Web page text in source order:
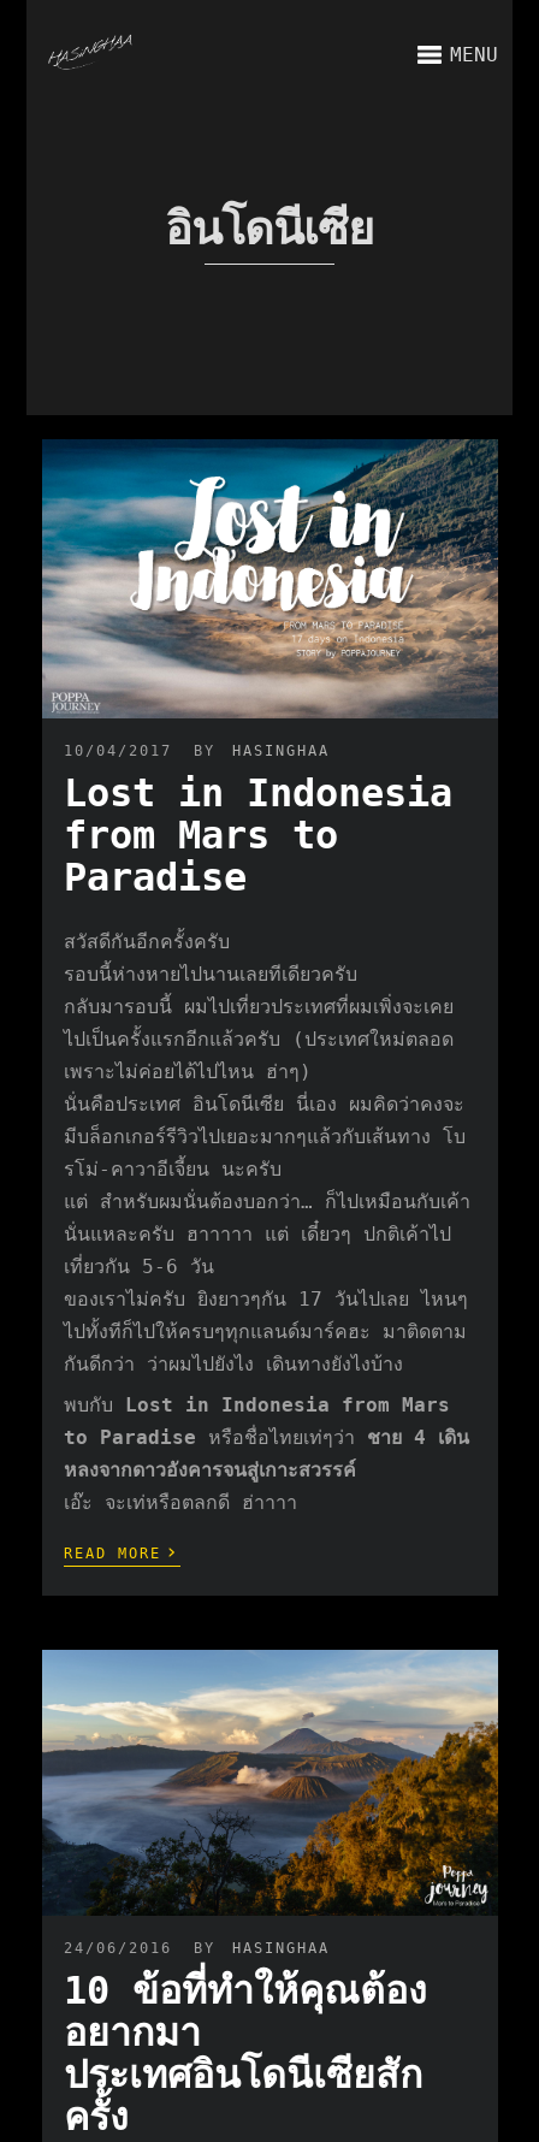
MENU
อินโดนีเซีย
10/04/2017 BY HASINGHAA
Lost in Indonesia
from Mars to
Paradise
สวัสดีกันอีกครั้งครับ
รอบนี้ห่างหายไปนานเลยทีเดียวครับ
กลับมารอบนี้ ผมไปเที่ยวประเทศที่ผมเพิ่งจะเคย
ไปเป็นครั้งแรกอีกแล้วครับ (ประเทศใหม่ตลอด
เพราะไม่ค่อยได้ไปไหน ฮ่าๆ)
นั่นคือประเทศ อินโดนีเซีย นี่เอง ผมคิดว่าคงจะ
มีบล็อกเกอร์รีวิวไปเยอะมากๆแล้วกับเส้นทาง โบ
รโม่-คาวาอีเจี้ยน นะครับ
แต่ สำหรับผมนั่นต้องบอกว่า… ก็ไปเหมือนกับเค้า
นั่นแหละครับ ฮาาาาา แต่ เดี๋ยวๆ ปกติเค้าไป
เที่ยวกัน 5-6 วัน
ของเราไม่ครับ ยิงยาวๆกัน 17 วันไปเลย ไหนๆ
ไปทั้งทีก็ไปให้ครบๆทุกแลนด์มาร์คฮะ มาติดตาม
กันดีกว่า ว่าผมไปยังไง เดินทางยังไงบ้าง
พบกับ Lost in Indonesia from Mars
to Paradise หรือชื่อไทยเท่ๆว่า ชาย 4 เดิน
หลงจากดาวอังคารจนสู่เกาะสวรรค์
เอ๊ะ จะเท่หรือตลกดี ฮ่าาาา
READ MORE ›
24/06/2016 BY HASINGHAA
10 ข้อที่ทำให้คุณต้อง
อยากมา
ประเทศอินโดนีเซียสัก
ครั้ง